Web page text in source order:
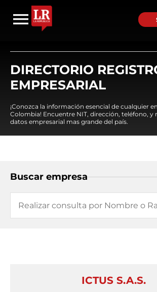
DIRECTORIO
EMPRESARIAL
¡Conozca la información esencial de cualquier
Colombia! Encuentre NIT, dirección, teléfono, y
datos empresarial mas grande del país.
Buscar empresa
ICTUS S.A.S.